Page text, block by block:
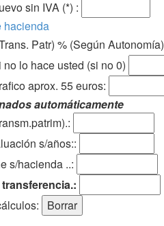
sin IVA (*) :
hacienda
Patr) % (Según Autonomía)
no lo hace usted (si no 0)
aprox. 55 euros:
automáticamente
s/años::
s/hacienda ..: